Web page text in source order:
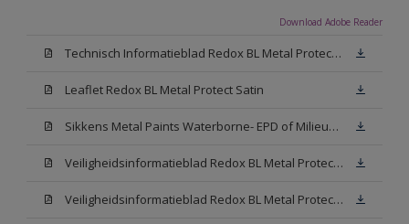
Download Adobe Reader
Technisch Informatieblad Redox BL Metal Protect (PDF)
Leaflet Redox BL Metal Protect Satin
Sikkens Metal Paints Waterborne- EPD of Milieuproductverklaring
Veiligheidsinformatieblad Redox BL Metal Protect Satin N00 (MSDS)
Veiligheidsinformatieblad Redox BL Metal Protect Satin White W05 (MSDS)